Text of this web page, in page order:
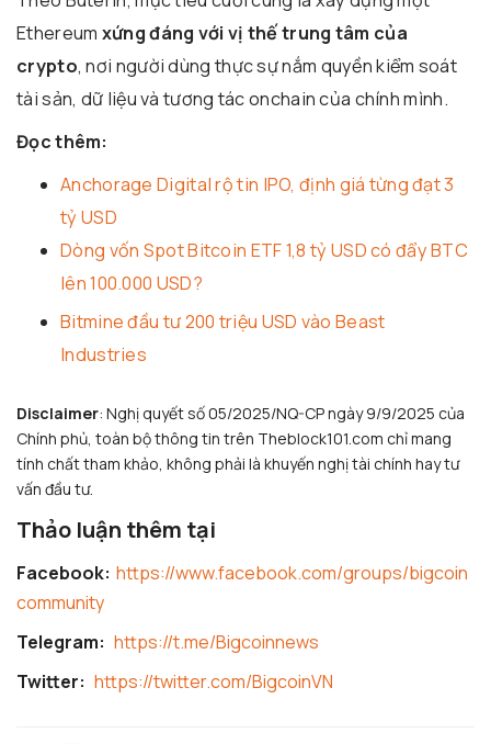
Ethereum xứng đáng với vị thế trung tâm của
crypto, nơi người dùng thực sự nắm quyền kiểm soát
tài sản, dữ liệu và tương tác onchain của chính mình.
Đọc thêm:
Anchorage Digital rộ tin IPO, định giá từng đạt 3
tỷ USD
Dòng vốn Spot Bitcoin ETF 1,8 tỷ USD có đẩy BTC
lên 100.000 USD?
Bitmine đầu tư 200 triệu USD vào Beast
Industries
Disclaimer: Nghị quyết số 05/2025/NQ-CP ngày 9/9/2025 của
Chính phủ, toàn bộ thông tin trên Theblock101.com chỉ mang
tính chất tham khảo, không phải là khuyến nghị tài chính hay tư
vấn đầu tư.
Thảo luận thêm tại
Facebook: https://www.facebook.com/groups/bigcoin
community
Telegram: https://t.me/Bigcoinnews
Twitter: https://twitter.com/BigcoinVN